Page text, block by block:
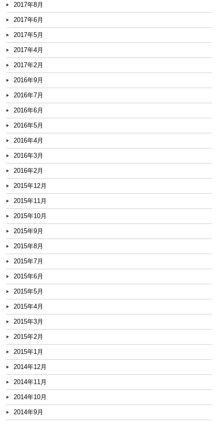
2017年8月
2017年6月
2017年5月
2017年4月
2017年2月
2016年9月
2016年7月
2016年6月
2016年5月
2016年4月
2016年3月
2016年2月
2015年12月
2015年11月
2015年10月
2015年9月
2015年8月
2015年7月
2015年6月
2015年5月
2015年4月
2015年3月
2015年2月
2015年1月
2014年12月
2014年11月
2014年10月
2014年9月